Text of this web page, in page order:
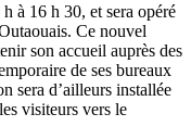
à 16 h 30, et sera opéré
Ce nouvel
son accueil auprès des
de ses bureaux
sera d’ailleurs installée
visiteurs vers le